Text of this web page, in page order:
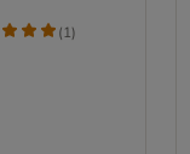
(1)